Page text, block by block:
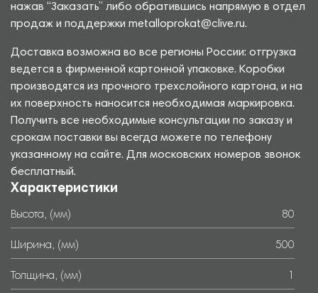
нажав “Заказать” либо обратившись напрямую в отдел
продаж и поддержки metalloprokat@clive.ru.
Доставка возможна во все регионы России: отгрузка
ведется в фирменной картонной упаковке. Коробки
производятся из прочного трехслойного картона, и на
их поверхность наносится необходимая маркировка.
Получить все необходимые консультации по заказу и
срокам поставки вы всегда можете по телефону
указанному на сайте. Для московских номеров звонок
бесплатный.
Характеристики
Высота, (мм) 80
Ширина, (мм) 500
Толщина, (мм) 1